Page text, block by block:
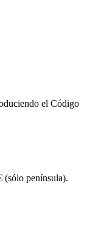
el Código
(sólo península).